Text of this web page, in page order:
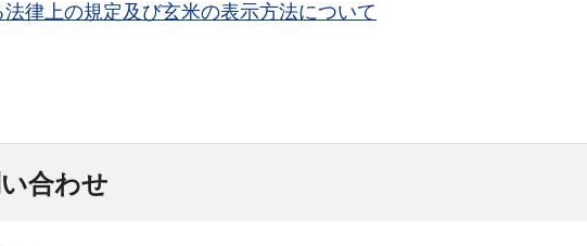
法律上の規定及び玄米の表示方法について
合わせ